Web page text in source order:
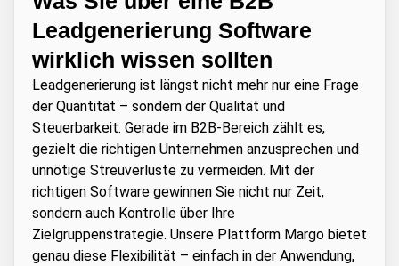
Leadgenerierung Software
wirklich wissen sollten
Leadgenerierung ist längst nicht mehr nur eine Frage
der Quantität – sondern der Qualität und
Steuerbarkeit. Gerade im B2B-Bereich zählt es,
gezielt die richtigen Unternehmen anzusprechen und
unnötige Streuverluste zu vermeiden. Mit der
richtigen Software gewinnen Sie nicht nur Zeit,
sondern auch Kontrolle über Ihre
Zielgruppenstrategie. Unsere Plattform Margo bietet
genau diese Flexibilität – einfach in der Anwendung,